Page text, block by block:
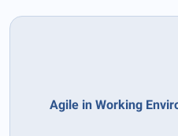
Agile in Working